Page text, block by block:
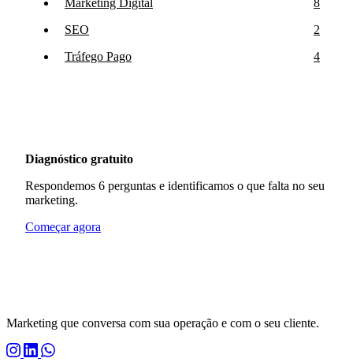
Marketing Digital
8
SEO
2
Tráfego Pago
4
Diagnóstico gratuito
Respondemos 6 perguntas e identificamos o que falta no seu
marketing.
Começar agora
Marketing que conversa com sua operação e com o seu cliente.